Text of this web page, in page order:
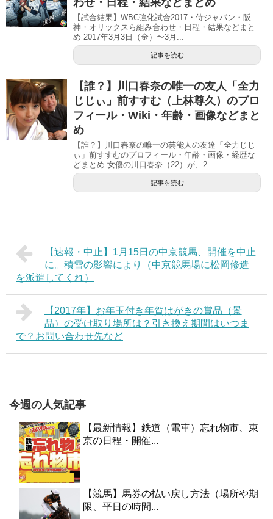
わせ・日程・結果などまとめ
【試合結果】WBC強化試合2017・侍ジャパン・阪
神・オリックスら組み合わせ・日程・結果などまと
め 2017年3月3日（金）〜3月...
記事を読む
【誰？】川口春奈の唯一の友人「全力
じじぃ」前すすむ（上林尊久）のプロ
フィール・Wiki・年齢・画像などまと
め
【誰？】川口春奈の唯一の芸能人の友達「全力じじ
ぃ」前すすむのプロフィール・年齢・画像・経歴な
どまとめ 女優の川口春奈（22）が、2...
記事を読む
【速報・中止】1月15日の中京競馬、開催を中止
に。積雪の影響により（中京競馬場に松岡修造
を派遣してくれ）
【2017年】お年玉付き年賀はがきの賞品（景
品）の受け取り場所は？引き換え期間はいつま
で？お問い合わせ先など
今週の人気記事
【最新情報】鉄道（電車）忘れ物市、東
京の日程・開催...
【競馬】馬券の払い戻し方法（場所や期
限、平日の時間...